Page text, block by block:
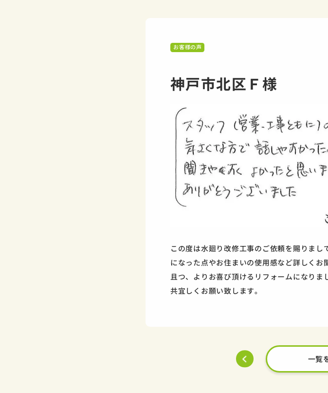
お客様の声
神戸市北区Ｆ様
この度は水廻り改修工事のご依頼を賜りま
になった点やお住まいの使用感など詳しく
且つ、よりお喜び頂けるリフォームになり
共宜しくお願い致します。
一覧